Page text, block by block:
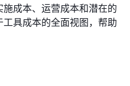
成本、运营成本和潜在的
具成本的全面视图，帮助